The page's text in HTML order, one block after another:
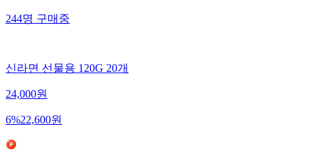
244명구매중
신라면 선물용 120G 20개
24,000원
6%22,600원